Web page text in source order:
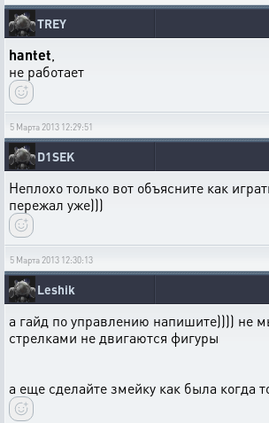
TREY
hantet
не работает
5 Марта 2013 12:29:51
D1SEK
Неплохо только вот объясните как
пережал уже)))
5 Марта 2013 12:30:13
Leshik
а гайд по управлению напишите)))) не
стрелками не двигаются фигуры
а еще сделайте змейку как была когда